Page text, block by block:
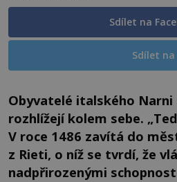
Sdílet na
Sdílet na
Obyvatelé italského Narni
rozhlížejí kolem sebe.
V roce 1486 zavítá do
z Rieti, o níž se tvrdí, že
nadpřirozenými